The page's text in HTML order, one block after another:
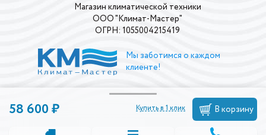
58 600 ₽ Купить в 1 клик В корзину
Магазин климатической техники
ООО "Климат-Мастер"
ОГРН: 1055004215419
Мы заботимся о каждом
клиенте!